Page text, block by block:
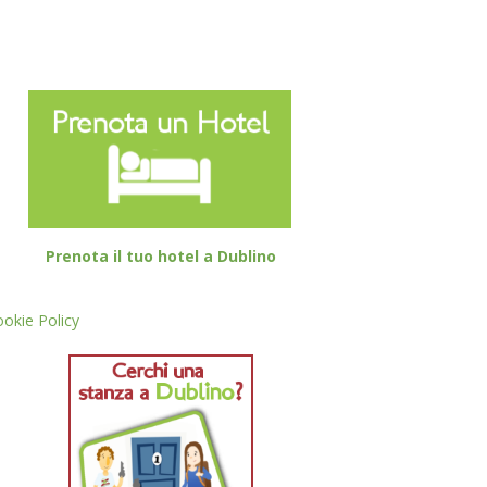
Prenota il tuo hotel a Dublino
Policy